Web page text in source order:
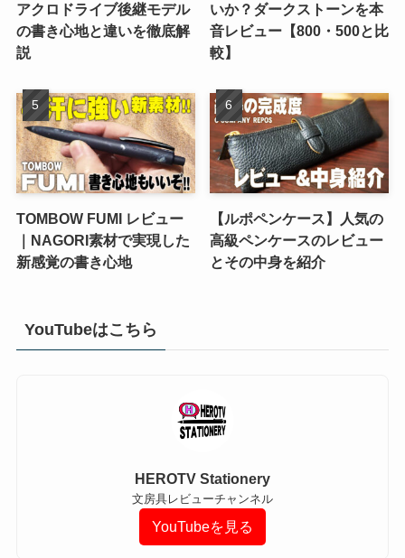
アクロドライブ後継モデル
の書き心地と違いを徹底解
説
いか？ダークストーンを本
音レビュー【800・500と比
較】
TOMBOW FUMI レビュー
｜NAGORI素材で実現した
新感覚の書き心地
【ルポペンケース】人気の
高級ペンケースのレビュー
とその中身を紹介
YouTubeはこちら
HEROTV Stationery
文房具レビューチャンネル
YouTubeを見る